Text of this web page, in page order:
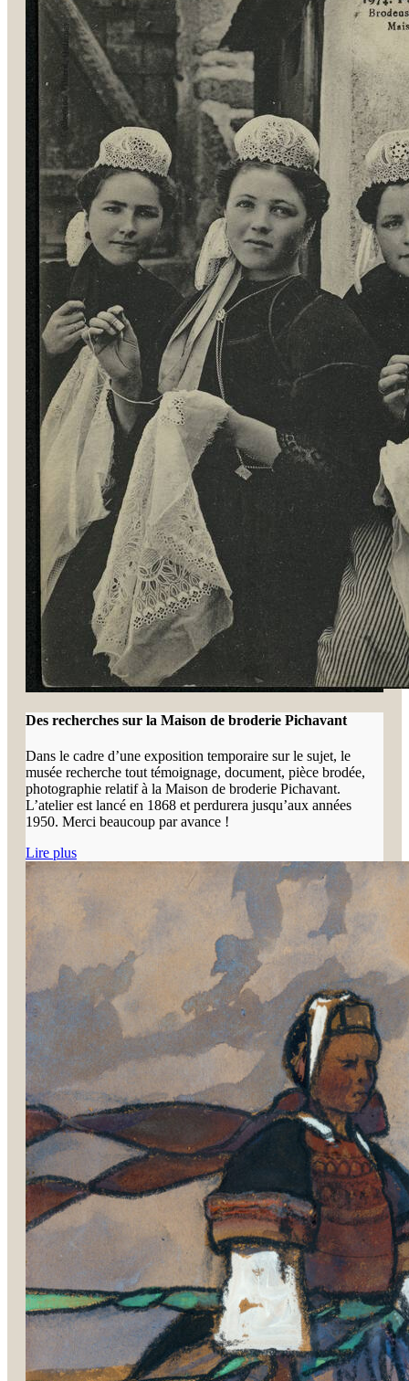
Des recherches sur la Maison de broderie Pichavant
Dans le cadre d’une exposition temporaire sur le sujet, le
musée recherche tout témoignage, document, pièce brodée,
photographie relatif à la Maison de broderie Pichavant.
L’atelier est lancé en 1868 et perdurera jusqu’aux années
1950. Merci beaucoup par avance !
Lire plus